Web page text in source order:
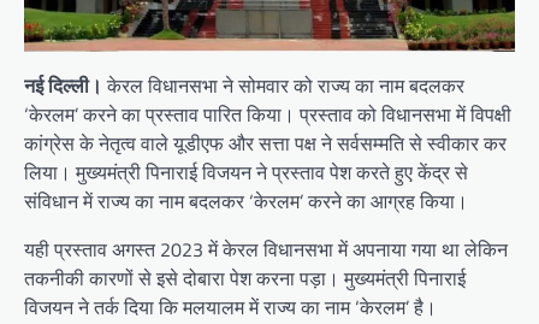
नई दिल्ली। केरल विधानसभा ने सोमवार को राज्य का नाम बदलकर
‘केरलम’ करने का प्रस्ताव पारित किया। प्रस्ताव को विधानसभा में विपक्षी
कांग्रेस के नेतृत्व वाले यूडीएफ और सत्ता पक्ष ने सर्वसम्मति से स्वीकार कर
लिया। मुख्यमंत्री पिनाराई विजयन ने प्रस्ताव पेश करते हुए केंद्र से
संविधान में राज्य का नाम बदलकर ‘केरलम’ करने का आग्रह किया।
यही प्रस्ताव अगस्त 2023 में केरल विधानसभा में अपनाया गया था लेकिन
तकनीकी कारणों से इसे दोबारा पेश करना पड़ा। मुख्यमंत्री पिनाराई
विजयन ने तर्क दिया कि मलयालम में राज्य का नाम ‘केरलम’ है।